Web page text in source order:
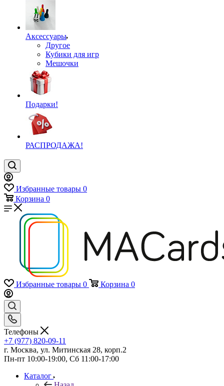
Аксессуары
Другое
Кубики для игр
Мешочки
Подарки!
РАСПРОДАЖА!
Избранные товары 0
Корзина 0
Избранные товары 0 Корзина 0
Телефоны
+7 (977) 820-09-11
г. Москва, ул. Митинская 28, корп.2
Пн-пт 10:00-19:00, Сб 11:00-17:00
Каталог